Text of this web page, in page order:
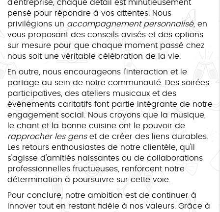
d'entreprise, chaque détail est minutieusement
pensé pour répondre à vos attentes. Nous
privilégions un accompagnement personnalisé, en
vous proposant des conseils avisés et des options
sur mesure pour que chaque moment passé chez
nous soit une véritable célébration de la vie.
En outre, nous encourageons l'interaction et le
partage au sein de notre communauté. Des soirées
participatives, des ateliers musicaux et des
événements caritatifs font partie intégrante de notre
engagement social. Nous croyons que la musique,
le chant et la bonne cuisine ont le pouvoir de
rapprocher les genset de créer des liens durables.
Les retours enthousiastes de notre clientèle, qu'il
s'agisse d'amitiés naissantes ou de collaborations
professionnelles fructueuses, renforcent notre
détermination à poursuivre sur cette voie.
Pour conclure, notre ambition est de continuer à
innover tout en restant fidèle à nos valeurs. Grâce à